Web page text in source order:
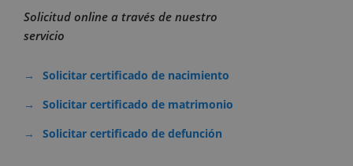
Solicitud online a través de nuestro
servicio
Solicitar certificado de nacimiento
Solicitar certificado de matrimonio
Solicitar certificado de defunción